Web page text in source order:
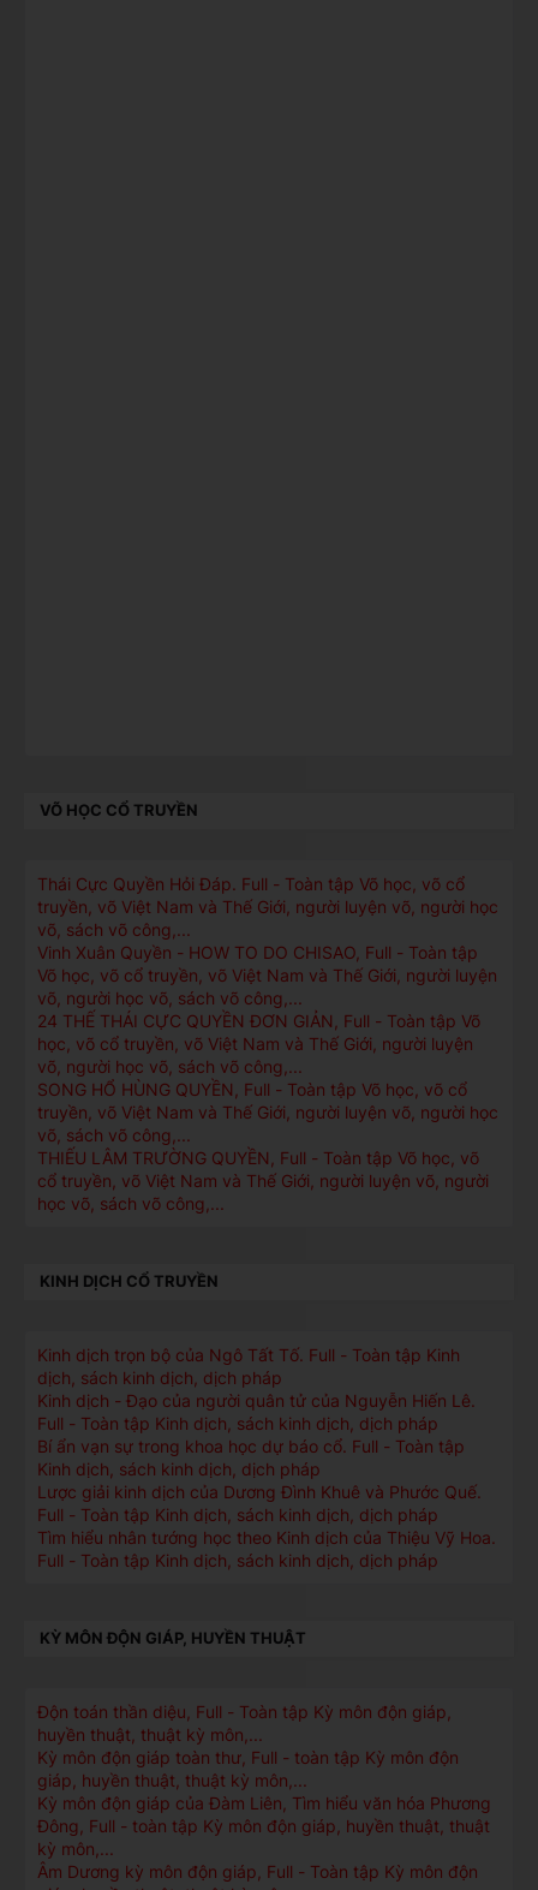
VÕ HỌC CỔ TRUYỀN
Thái Cực Quyền Hỏi Ðáp. Full - Toàn tập Võ học, võ cổ
truyền, võ Việt Nam và Thế Giới, người luyện võ, người học
võ, sách võ công,...
Vinh Xuân Quyền - HOW TO DO CHISAO, Full - Toàn tập
Võ học, võ cổ truyền, võ Việt Nam và Thế Giới, người luyện
võ, người học võ, sách võ công,...
24 THẾ THÁI CỰC QUYỀN ĐƠN GIẢN, Full - Toàn tập Võ
học, võ cổ truyền, võ Việt Nam và Thế Giới, người luyện
võ, người học võ, sách võ công,...
SONG HỔ HÙNG QUYỀN, Full - Toàn tập Võ học, võ cổ
truyền, võ Việt Nam và Thế Giới, người luyện võ, người học
võ, sách võ công,...
THIẾU LÂM TRƯỜNG QUYỀN, Full - Toàn tập Võ học, võ
cổ truyền, võ Việt Nam và Thế Giới, người luyện võ, người
học võ, sách võ công,...
KINH DỊCH CỔ TRUYỀN
Kinh dịch trọn bộ của Ngô Tất Tố. Full - Toàn tập Kinh
dịch, sách kinh dịch, dịch pháp
Kinh dịch - Đạo của người quân tử của Nguyễn Hiến Lê.
Full - Toàn tập Kinh dịch, sách kinh dịch, dịch pháp
Bí ẩn vạn sự trong khoa học dự báo cổ. Full - Toàn tập
Kinh dịch, sách kinh dịch, dịch pháp
Lược giải kinh dịch của Dương Đình Khuê và Phước Quế.
Full - Toàn tập Kinh dịch, sách kinh dịch, dịch pháp
Tìm hiểu nhân tướng học theo Kinh dịch của Thiệu Vỹ Hoa.
Full - Toàn tập Kinh dịch, sách kinh dịch, dịch pháp
KỲ MÔN ĐỘN GIÁP, HUYỀN THUẬT
Độn toán thần diệu, Full - Toàn tập Kỳ môn độn giáp,
huyền thuật, thuật kỳ môn,...
Kỳ môn độn giáp toàn thư, Full - toàn tập Kỳ môn độn
giáp, huyền thuật, thuật kỳ môn,...
Kỳ môn độn giáp của Đàm Liên, Tìm hiểu văn hóa Phương
Đông, Full - toàn tập Kỳ môn độn giáp, huyền thuật, thuật
kỳ môn,...
Âm Dương kỳ môn độn giáp, Full - Toàn tập Kỳ môn độn